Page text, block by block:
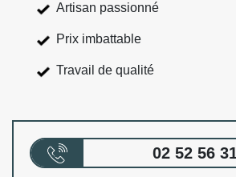
Artisan passionné
Prix imbattable
Travail de qualité
02 52 56